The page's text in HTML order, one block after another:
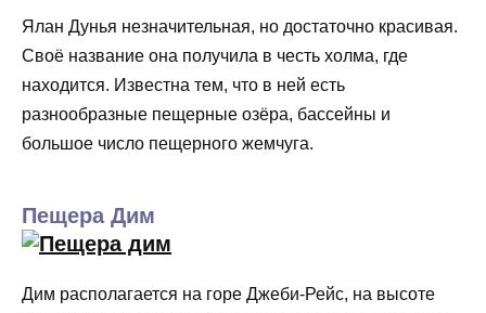
Ялан Дунья незначительная, но достаточно красивая.
Своё название она получила в честь холма, где
находится. Известна тем, что в ней есть
разнообразные пещерные озёра, бассейны и
большое число пещерного жемчуга.
Пещера Дим
Дим располагается на горе Джеби-Рейс, на высоте